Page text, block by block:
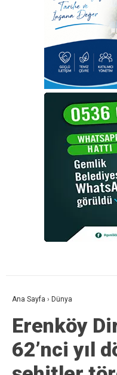
Ana Sayfa › Dünya
Erenköy
62’nci yıl